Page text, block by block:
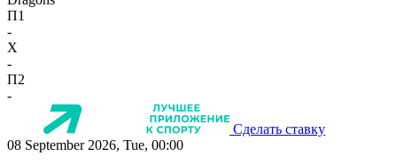
П1
-
X
-
П2
-
Сделать ставку
08 September 2026, Tue, 00:00